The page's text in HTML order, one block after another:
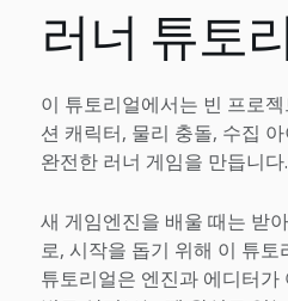
러너 튜토
이 튜토리얼에서는 빈 프로
션 캐릭터, 물리 충돌, 수집
완전한 러너 게임을 만듭니다.
새 게임엔진을 배울 때는 받
로, 시작을 돕기 위해 이 튜토
튜토리얼은 엔진과 에디터가